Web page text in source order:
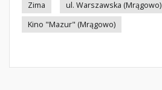
Zima
ul. Warszawska (Mrągowo)
Kino "Mazur" (Mrągowo)